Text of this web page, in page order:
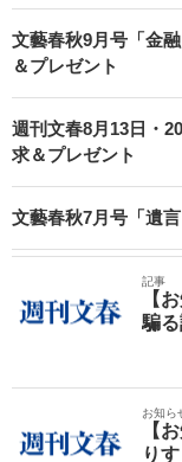
文藝春秋9月号「金
＆プレゼント
週刊文春8月13日・
求＆プレゼント
文藝春秋7月号「遺
記事
【
騙
お知ら
【
り